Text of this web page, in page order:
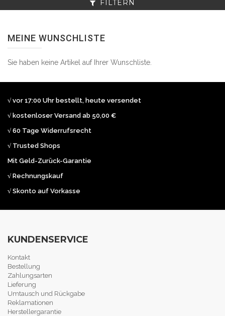
FILTERN
MEINE WUNSCHLISTE
Sie haben keine Artikel auf Ihrer Wunschliste.
√ vor 17:00 Uhr bestellt, heute versendet
√ kostenloser Versand ab 50,00 €
√ 60 Tage Widerrufsrecht
√ Trusted Shops
Mit Geld-Zurück-Garantie
√ Rechnungskauf
√ Skonto auf Vorkasse
KUNDENSERVICE
Kontakt
Bestellung
Zahlungsarten
Lieferung
Umtausch und Rückgabe
Reklamationen
Herstellergarantie